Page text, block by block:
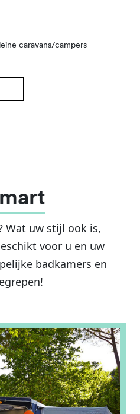
caravans/campers
Wat uw stijl ook is,
voor u en uw
badkamers en